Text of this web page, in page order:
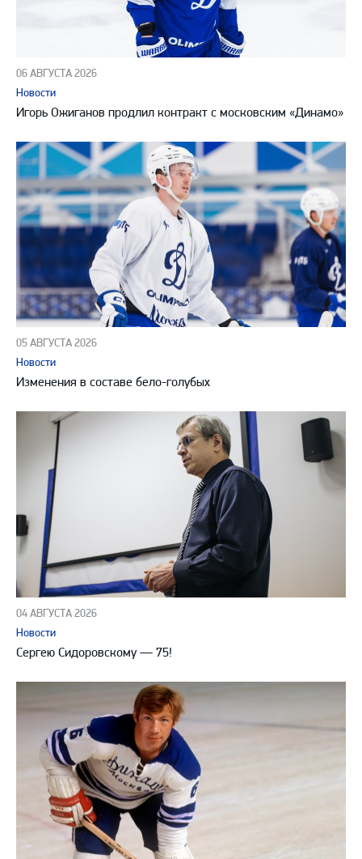
06 АВГУСТА 2026
Новости
Игорь Ожиганов продлил контракт с московским «Динамо»
05 АВГУСТА 2026
Новости
Изменения в составе бело-голубых
04 АВГУСТА 2026
Новости
Сергею Сидоровскому — 75!